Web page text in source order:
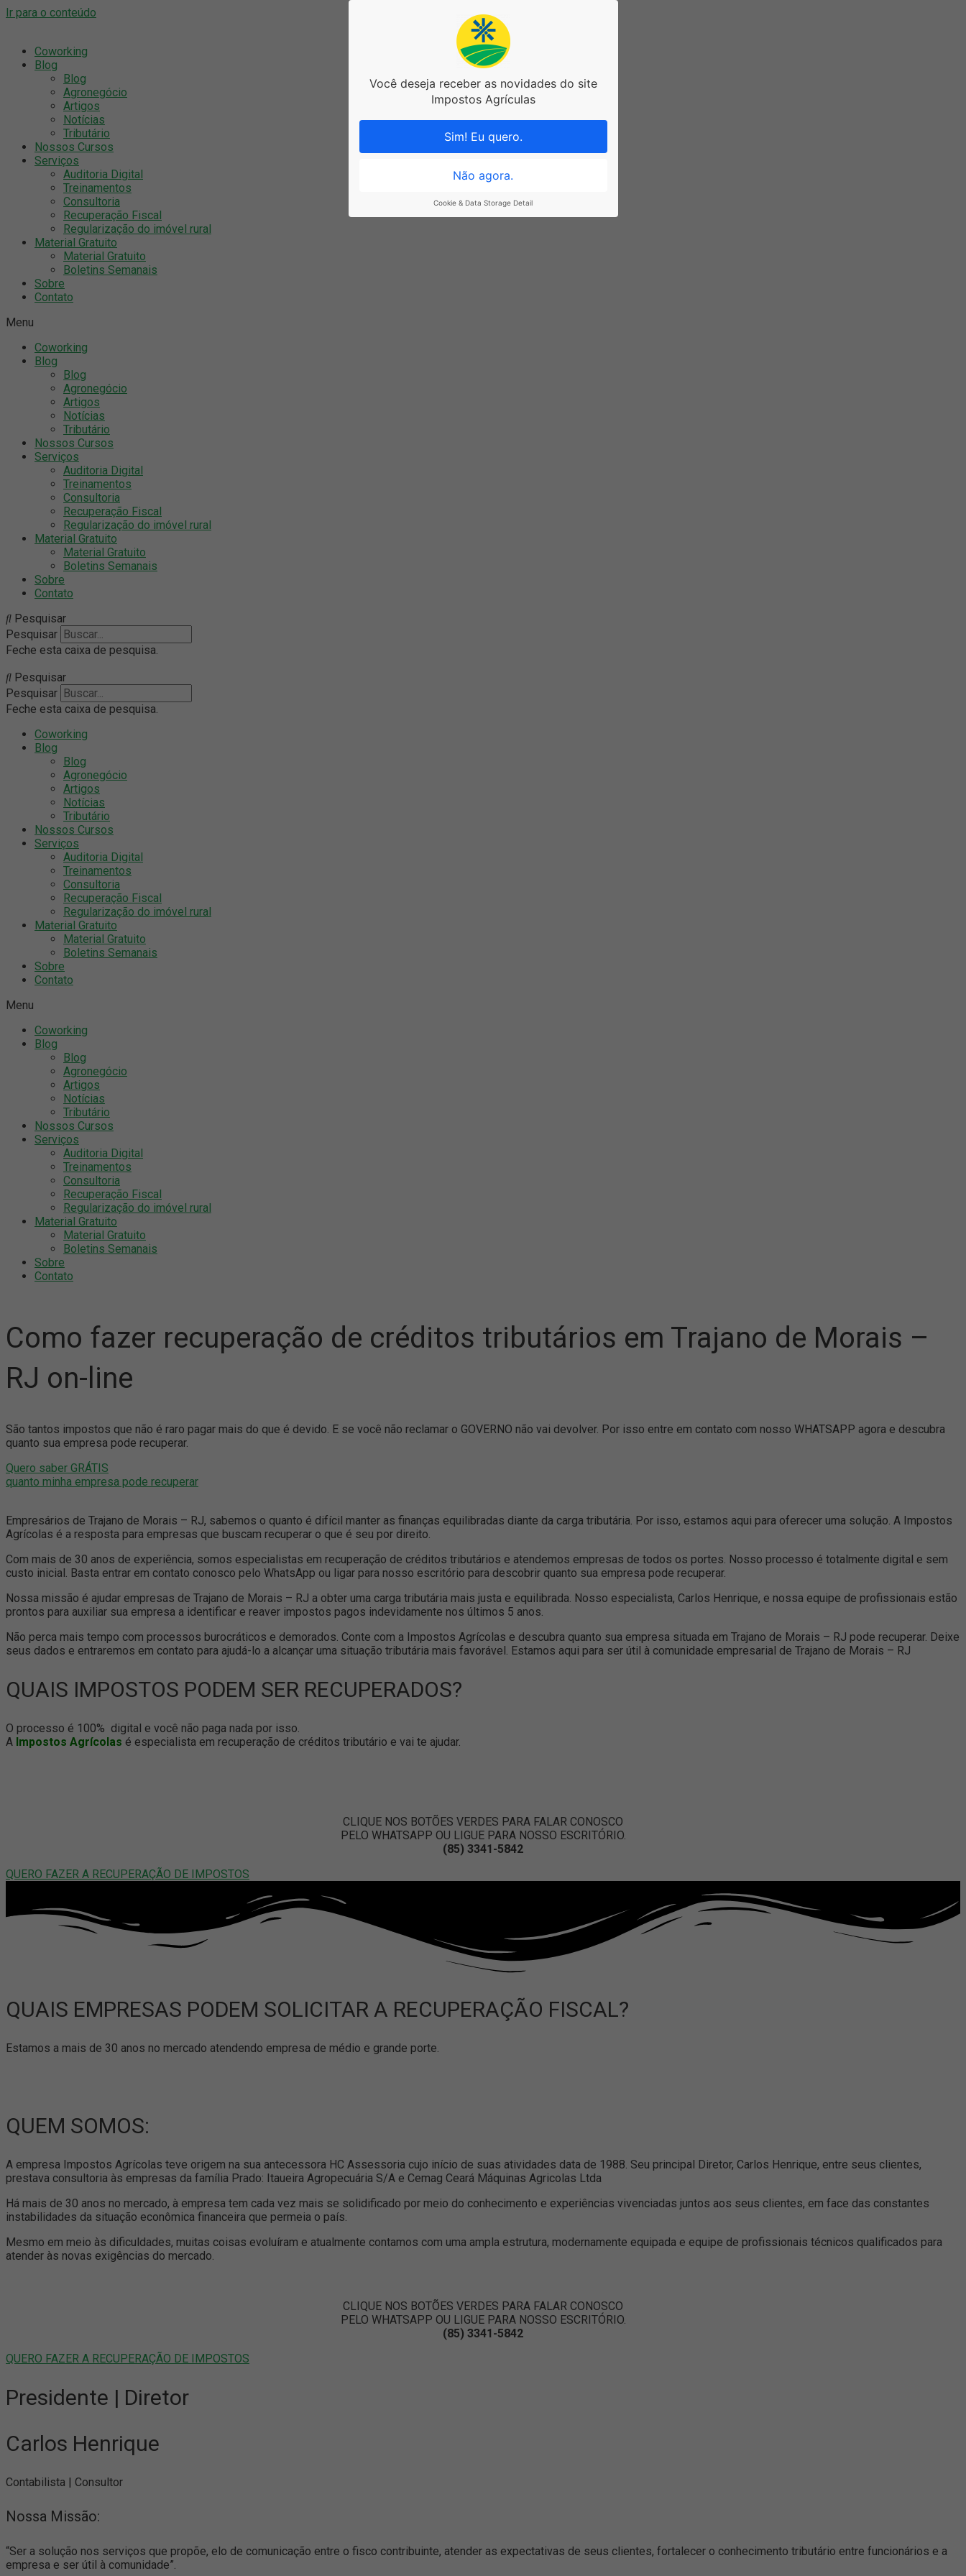
Ir para o conteúdo
Coworking
Blog
Blog
Agronegócio
Artigos
Notícias
Tributário
Nossos Cursos
Serviços
Auditoria Digital
Treinamentos
Consultoria
Recuperação Fiscal
Regularização do imóvel rural
Material Gratuito
Material Gratuito
Boletins Semanais
Sobre
Contato
Menu
Coworking
Blog
Blog
Agronegócio
Artigos
Notícias
Tributário
Nossos Cursos
Serviços
Auditoria Digital
Treinamentos
Consultoria
Recuperação Fiscal
Regularização do imóvel rural
Material Gratuito
Material Gratuito
Boletins Semanais
Sobre
Contato
Pesquisar
Pesquisar
Feche esta caixa de pesquisa.
Pesquisar
Pesquisar
Feche esta caixa de pesquisa.
Coworking
Blog
Blog
Agronegócio
Artigos
Notícias
Tributário
Nossos Cursos
Serviços
Auditoria Digital
Treinamentos
Consultoria
Recuperação Fiscal
Regularização do imóvel rural
Material Gratuito
Material Gratuito
Boletins Semanais
Sobre
Contato
Menu
Coworking
Blog
Blog
Agronegócio
Artigos
Notícias
Tributário
Nossos Cursos
Serviços
Auditoria Digital
Treinamentos
Consultoria
Recuperação Fiscal
Regularização do imóvel rural
Material Gratuito
Material Gratuito
Boletins Semanais
Sobre
Contato
Como fazer recuperação de créditos tributários em Trajano de Morais –
RJ on-line
São tantos impostos que não é raro pagar mais do que é devido. E se você não reclamar o GOVERNO não vai devolver. Por isso entre em contato com nosso WHATSAPP agora e descubra
quanto sua empresa pode recuperar.
Quero saber GRÁTIS
quanto minha empresa pode recuperar
Empresários de Trajano de Morais – RJ, sabemos o quanto é difícil manter as finanças equilibradas diante da carga tributária. Por isso, estamos aqui para oferecer uma solução. A Impostos
Agrícolas é a resposta para empresas que buscam recuperar o que é seu por direito.
Com mais de 30 anos de experiência, somos especialistas em recuperação de créditos tributários e atendemos empresas de todos os portes. Nosso processo é totalmente digital e sem
custo inicial. Basta entrar em contato conosco pelo WhatsApp ou ligar para nosso escritório para descobrir quanto sua empresa pode recuperar.
Nossa missão é ajudar empresas de Trajano de Morais – RJ a obter uma carga tributária mais justa e equilibrada. Nosso especialista, Carlos Henrique, e nossa equipe de profissionais estão
prontos para auxiliar sua empresa a identificar e reaver impostos pagos indevidamente nos últimos 5 anos.
Não perca mais tempo com processos burocráticos e demorados. Conte com a Impostos Agrícolas e descubra quanto sua empresa situada em Trajano de Morais – RJ pode recuperar. Deixe
seus dados e entraremos em contato para ajudá-lo a alcançar uma situação tributária mais favorável. Estamos aqui para ser útil à comunidade empresarial de Trajano de Morais – RJ
QUAIS IMPOSTOS PODEM SER RECUPERADOS?
O processo é 100% digital e você não paga nada por isso.
A Impostos Agrícolas é especialista em recuperação de créditos tributário e vai te ajudar.
CLIQUE NOS BOTÕES VERDES PARA FALAR CONOSCO
PELO WHATSAPP OU LIGUE PARA NOSSO ESCRITÓRIO.
(85) 3341-5842
QUERO FAZER A RECUPERAÇÃO DE IMPOSTOS
QUAIS EMPRESAS PODEM SOLICITAR A RECUPERAÇÃO FISCAL?
Estamos a mais de 30 anos no mercado atendendo empresa de médio e grande porte.
QUEM SOMOS:
A empresa Impostos Agrícolas teve origem na sua antecessora HC Assessoria cujo início de suas atividades data de 1988. Seu principal Diretor, Carlos Henrique, entre seus clientes,
prestava consultoria às empresas da família Prado: Itaueira Agropecuária S/A e Cemag Ceará Máquinas Agricolas Ltda
Há mais de 30 anos no mercado, à empresa tem cada vez mais se solidificado por meio do conhecimento e experiências vivenciadas juntos aos seus clientes, em face das constantes
instabilidades da situação econômica financeira que permeia o país.
Mesmo em meio às dificuldades, muitas coisas evoluíram e atualmente contamos com uma ampla estrutura, modernamente equipada e equipe de profissionais técnicos qualificados para
atender às novas exigências do mercado.
CLIQUE NOS BOTÕES VERDES PARA FALAR CONOSCO
PELO WHATSAPP OU LIGUE PARA NOSSO ESCRITÓRIO.
(85) 3341-5842
QUERO FAZER A RECUPERAÇÃO DE IMPOSTOS
Presidente | Diretor
Carlos Henrique
Contabilista | Consultor
Nossa Missão:
“Ser a solução nos serviços que propõe, elo de comunicação entre o fisco contribuinte, atender as expectativas de seus clientes, fortalecer o conhecimento tributário entre funcionários e a
empresa e ser útil à comunidade”.
Você deseja receber as novidades do site
Impostos Agrículas
Sim! Eu quero.
Não agora.
Cookie & Data Storage Detail